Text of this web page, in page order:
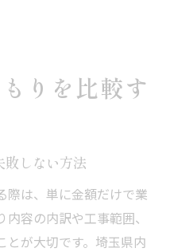
りを比較す
敗しない方法
際は、単に金額だけで業
容の内訳や工事範囲、
とが大切です。埼玉県内